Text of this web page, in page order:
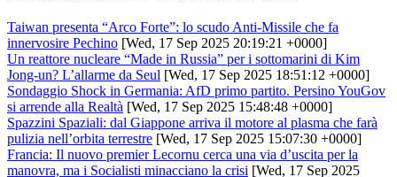
Taiwan presenta “Arco Forte”: lo scudo Anti-Missile che fa
innervosire Pechino [Wed, 17 Sep 2025 20:19:21 +0000]
Un reattore nucleare “Made in Russia” per i sottomarini di Kim
Jong-un? L’allarme da Seul [Wed, 17 Sep 2025 18:51:12 +0000]
Sondaggio Shock in Germania: AfD primo partito. Persino YouGov
si arrende alla Realtà [Wed, 17 Sep 2025 15:48:48 +0000]
Spazzini Spaziali: dal Giappone arriva il motore al plasma che farà
pulizia nell’orbita terrestre [Wed, 17 Sep 2025 15:07:30 +0000]
Francia: Il nuovo premier Lecornu cerca una via d’uscita per la
manovra, ma i Socialisti minacciano la crisi [Wed, 17 Sep 2025